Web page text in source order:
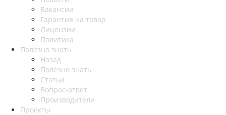
Вакансии
Гарантия на товар
Лицензии
Политика
Полезно знать
Назад
Полезно знать
Статьи
Вопрос-ответ
Производители
Проекты